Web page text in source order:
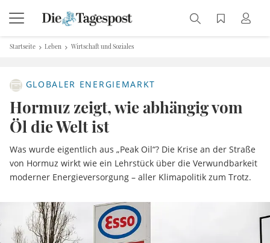
Startseite Leben Wirtschaft und Soziales
GLOBALER ENERGIEMARKT
Hormuz zeigt, wie abhängig vom
Öl die Welt ist
Was wurde eigentlich aus „Peak Oil“? Die Krise an der Straße
von Hormuz wirkt wie ein Lehrstück über die Verwundbarkeit
moderner Energieversorgung – aller Klimapolitik zum Trotz.